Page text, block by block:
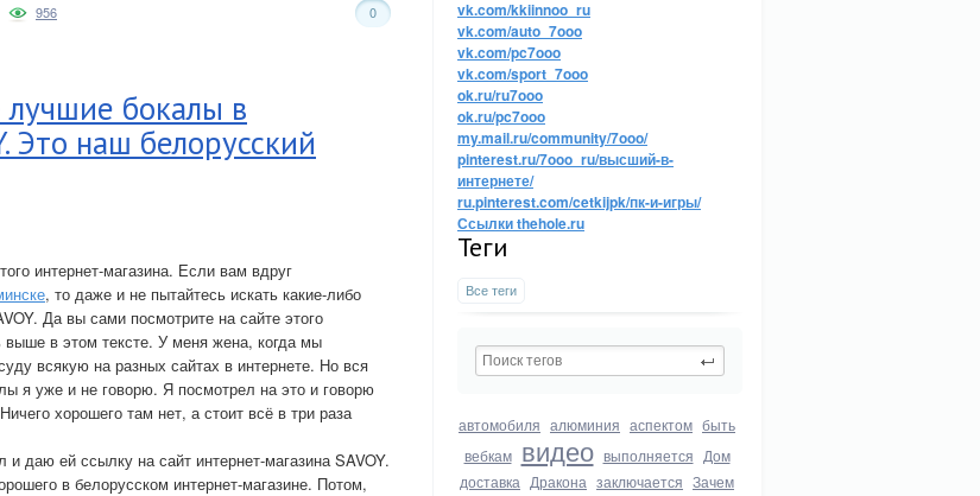
vk.com/kkiinnoo_ru
vk.com/auto_7ooo
vk.com/pc7ooo
vk.com/sport_7ooo
ok.ru/ru7ooo
ok.ru/pc7ooo
my.mail.ru/community/7ooo/
pinterest.ru/7ooo_ru/высший-в-
интернете/
ru.pinterest.com/cetkijpk/пк-и-игры/
Ссылки thehole.ru
Теги
Все теги
автомобиля алюминия аспектом быть
вебкам видео выполняется Дом
доставка Дракона заключается Зачем
0
956
бокалы в
Это наш белорусский
интернет-магазина. Если вам вдруг
, то даже и не пытайтесь искать какие-либо
Да вы сами посмотрите на сайте этого
выше в этом тексте. У меня жена, когда мы
всякую на разных сайтах в интернете. Но вся
я уже и не говорю. Я посмотрел на это и говорю
хорошего там нет, а стоит всё в три раза
даю ей ссылку на сайт интернет-магазина SAVOY.
в белорусском интернет-магазине. Потом,